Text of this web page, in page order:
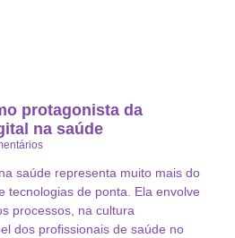
protagonista da
na saúde
saúde representa muito mais do
tecnologias de ponta. Ela envolve
processos, na cultura
dos profissionais de saúde no